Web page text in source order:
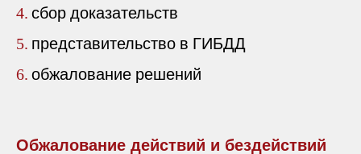
4. сбор доказательств
5. представительство в ГИБДД
6. обжалование решений
Обжалование действий и бездействий